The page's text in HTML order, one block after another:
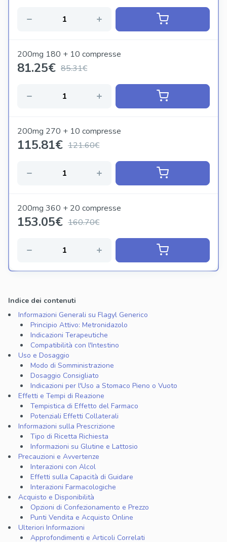
200mg 180 + 10 compresse
81.25€ 85.31€
200mg 270 + 10 compresse
115.81€ 121.60€
200mg 360 + 20 compresse
153.05€ 160.70€
Indice dei contenuti
Informazioni Generali su Flagyl Generico
Principio Attivo: Metronidazolo
Indicazioni Terapeutiche
Compatibilità con l'Intestino
Uso e Dosaggio
Modo di Somministrazione
Dosaggio Consigliato
Indicazioni per l'Uso a Stomaco Pieno o Vuoto
Effetti e Tempi di Reazione
Tempistica di Effetto del Farmaco
Potenziali Effetti Collaterali
Informazioni sulla Prescrizione
Tipo di Ricetta Richiesta
Informazioni su Glutine e Lattosio
Precauzioni e Avvertenze
Interazioni con Alcol
Effetti sulla Capacità di Guidare
Interazioni Farmacologiche
Acquisto e Disponibilità
Opzioni di Confezionamento e Prezzo
Punti Vendita e Acquisto Online
Ulteriori Informazioni
Approfondimenti e Articoli Correlati